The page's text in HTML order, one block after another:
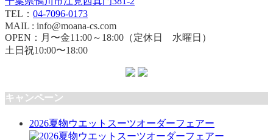
TEL： 04-7096-0173
MAIL : info@moana-cs.com
OPEN：月〜金11:00～18:00（定休日 水曜日）
土日祝10:00〜18:00
キャンペーン
2026夏物ウエットスーツオーダーフェアー